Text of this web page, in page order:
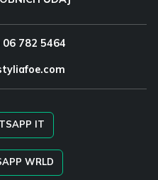
06 782 5464
IT
WRLD